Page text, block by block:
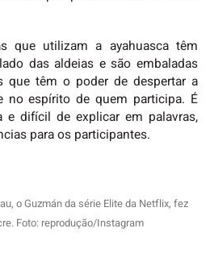
que utilizam a ayahuasca têm
das aldeias e são embaladas
que têm o poder de despertar a
no espírito de quem participa. É
e difícil de explicar em palavras,
para os participantes.
o Guzmán da série Elite da Netflix, fez
Foto: reprodução/Instagram